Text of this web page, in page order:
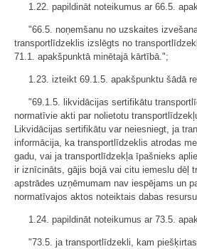
1.22. papildināt noteikumus ar 66.5.
"66.5. noņemšanu no uzskaites
transportlīdzeklis izslēgts no
71.1. apakšpunktā minētajā kārtībā.";
1.23. izteikt 69.1.5. apakšpunktu šādā
"69.1.5. likvidācijas sertifikātu
normatīvie akti par nolietotu
Likvidācijas sertifikātu var neiesniegt, ja
informācija, ka transportlīdzeklis atrodas
gadu, vai ja transportlīdzekļa īpašnieks
ir iznīcināts, gājis bojā vai citu iemeslu dēļ
apstrādes uzņēmumam nav iespējams un
normatīvajos aktos noteiktais dabas
1.24. papildināt noteikumus ar 73.5.
"73.5. ja transportlīdzekli, kam